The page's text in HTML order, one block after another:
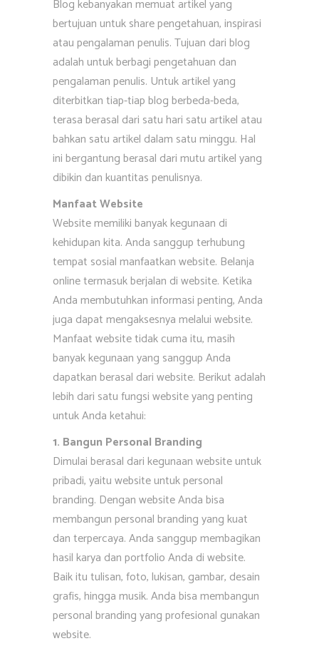
Blog kebanyakan memuat artikel yang
bertujuan untuk share pengetahuan, inspirasi
atau pengalaman penulis. Tujuan dari blog
adalah untuk berbagi pengetahuan dan
pengalaman penulis. Untuk artikel yang
diterbitkan tiap-tiap blog berbeda-beda,
terasa berasal dari satu hari satu artikel atau
bahkan satu artikel dalam satu minggu. Hal
ini bergantung berasal dari mutu artikel yang
dibikin dan kuantitas penulisnya.
Manfaat Website
Website memiliki banyak kegunaan di
kehidupan kita. Anda sanggup terhubung
tempat sosial manfaatkan website. Belanja
online termasuk berjalan di website. Ketika
Anda membutuhkan informasi penting, Anda
juga dapat mengaksesnya melalui website.
Manfaat website tidak cuma itu, masih
banyak kegunaan yang sanggup Anda
dapatkan berasal dari website. Berikut adalah
lebih dari satu fungsi website yang penting
untuk Anda ketahui:
1. Bangun Personal Branding
Dimulai berasal dari kegunaan website untuk
pribadi, yaitu website untuk personal
branding. Dengan website Anda bisa
membangun personal branding yang kuat
dan terpercaya. Anda sanggup membagikan
hasil karya dan portfolio Anda di website.
Baik itu tulisan, foto, lukisan, gambar, desain
grafis, hingga musik. Anda bisa membangun
personal branding yang profesional gunakan
website.